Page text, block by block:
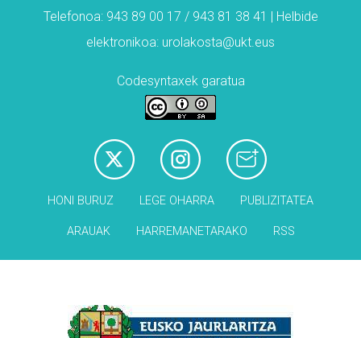
Telefonoa: 943 89 00 17 / 943 81 38 41 | Helbide
elektronikoa: urolakosta@ukt.eus
Codesyntaxek garatua
HONI BURUZ LEGE OHARRA PUBLIZITATEA
ARAUAK HARREMANETARAKO RSS